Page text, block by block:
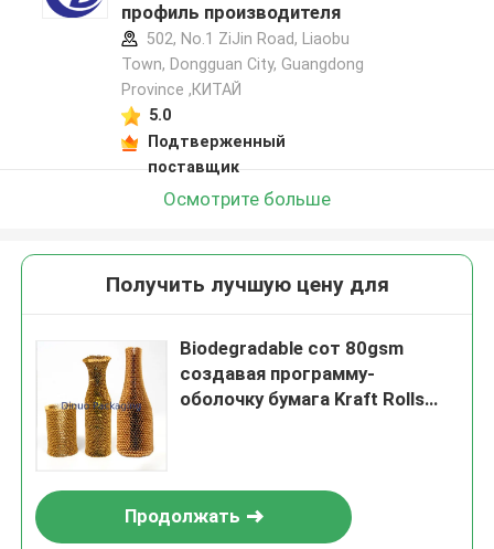
профиль производителя
502, No.1 ZiJin Road, Liaobu
Town, Dongguan City, Guangdong
Province ,КИТАЙ
5.0
Подтверженный
поставщик
Осмотрите больше
Получить лучшую цену для
Biodegradable сот 80gsm
создавая программу-
оболочку бумага Kraft Rolls
Продолжать